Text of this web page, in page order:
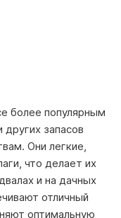
более популярным
запасов
Они легкие,
что делает их
и на дачных
отличный
оптимальную